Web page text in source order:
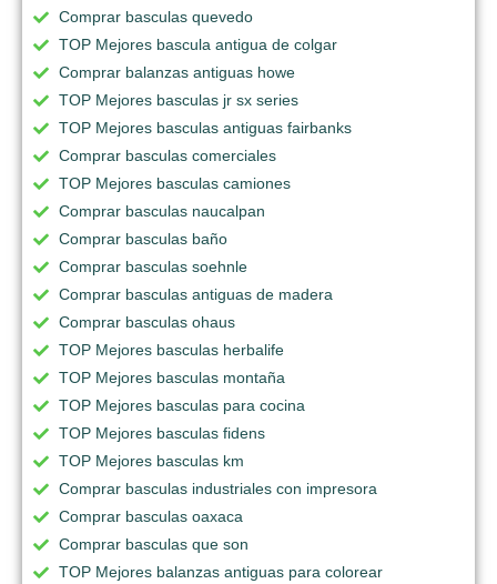
Comprar basculas quevedo
TOP Mejores bascula antigua de colgar
Comprar balanzas antiguas howe
TOP Mejores basculas jr sx series
TOP Mejores basculas antiguas fairbanks
Comprar basculas comerciales
TOP Mejores basculas camiones
Comprar basculas naucalpan
Comprar basculas baño
Comprar basculas soehnle
Comprar basculas antiguas de madera
Comprar basculas ohaus
TOP Mejores basculas herbalife
TOP Mejores basculas montaña
TOP Mejores basculas para cocina
TOP Mejores basculas fidens
TOP Mejores basculas km
Comprar basculas industriales con impresora
Comprar basculas oaxaca
Comprar basculas que son
TOP Mejores balanzas antiguas para colorear